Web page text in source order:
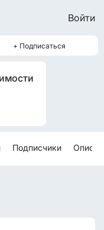
Войти
+ Подписаться
Подписчики